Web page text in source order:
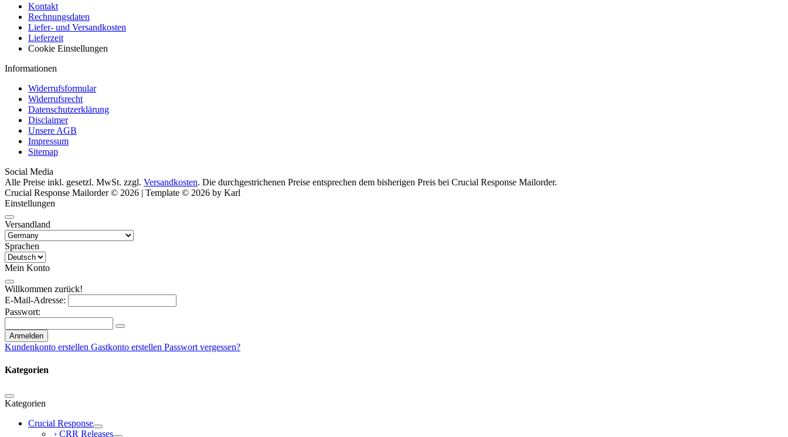
Kontakt
Rechnungsdaten
Liefer- und Versandkosten
Lieferzeit
Cookie Einstellungen
Informationen
Widerrufsformular
Widerrufsrecht
Datenschutzerklärung
Disclaimer
Unsere AGB
Impressum
Sitemap
Social Media
Alle Preise inkl. gesetzl. MwSt. zzgl. Versandkosten. Die durchgestrichenen Preise entsprechen dem bisherigen Preis bei Crucial Response Mailorder.
Crucial Response Mailorder © 2026 | Template © 2026 by Karl
Einstellungen
Versandland
Sprachen
Mein Konto
Willkommen zurück!
E-Mail-Adresse:
Passwort:
Anmelden
Kundenkonto erstellen Gastkonto erstellen Passwort vergessen?
Kategorien
Kategorien
Crucial Response
› CRR Releases